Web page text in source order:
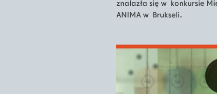
znalazła się w konkursie
ANIMA w Brukseli.